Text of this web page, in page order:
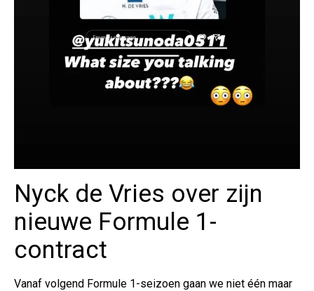
Nyck de Vries over zijn
nieuwe Formule 1-
contract
Vanaf volgend Formule 1-seizoen gaan we niet één maar